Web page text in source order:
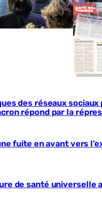
des réseaux sociaux
répond par la
fuite en avant vers
de santé universelle